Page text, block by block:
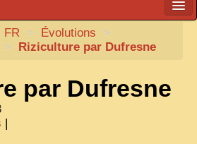
FR > Évolutions
>
> Riziculture par Dufresne
par Dufresne
|